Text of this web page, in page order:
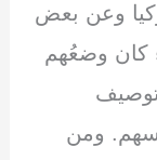
وعن بعض
كان وضعُهم
ومن